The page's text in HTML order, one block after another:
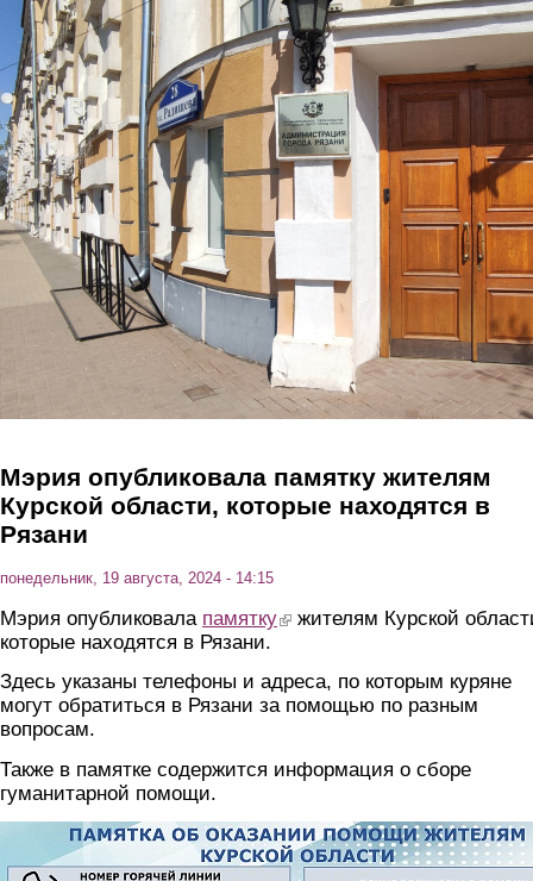
Перейти к основному содержанию
Мэрия опубликовала памятку жителям
Курской области, которые находятся в
Рязани
понедельник, 19 августа, 2024 - 14:15
Мэрия опубликовала памятку(link is external)
жителям Курской
которые находятся в Рязани.
Здесь указаны телефоны и адреса, по которым куряне
могут обратиться в Рязани за помощью по разным
вопросам.
Также в памятке содержится информация о сборе
гуманитарной помощи.
foto2.jpg